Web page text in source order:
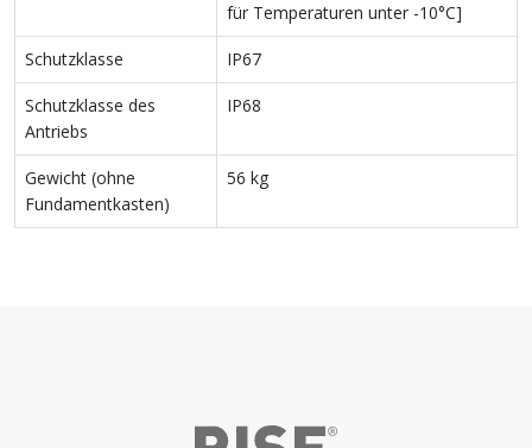
für Temperaturen unter -10°C]
Schutzklasse IP67
Schutzklasse des
Antriebs
IP68
Gewicht (ohne
Fundamentkasten)
56 kg